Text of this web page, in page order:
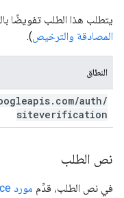
يتطلب هذا الطلب تفويضًا
المصادقة والترخيص).
النطاق
. com/auth/
siteverification
نص الطلب
في نص الطلب، قدِّم مورد WebResource